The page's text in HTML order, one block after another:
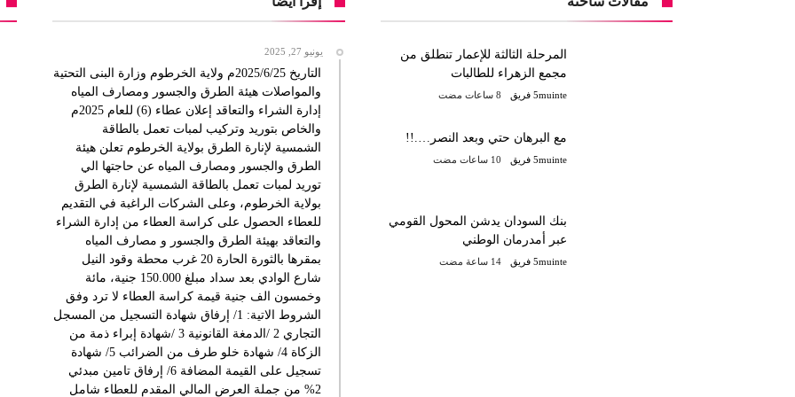
المرحلة الثالثة للإعمار تنطلق من
مجمع الزهراء للطالبات
5muinte فريق
مع البرهان حتي وبعد النصر….!!
5muinte فريق
بنك السودان يدشن المحول القومي
عبر أمدرمان الوطني
5muinte فريق
يونيو 27, 2025
التاريخ 2025/6/25م ولاية الخرطوم وزارة البنى التحتية
والمواصلات هيئة الطرق والجسور ومصارف المياه
إدارة الشراء والتعاقد إعلان عطاء (6) للعام 2025م
والخاص بتوريد وتركيب لمبات تعمل بالطاقة
الشمسية لإنارة الطرق بولاية الخرطوم تعلن هيئة
الطرق والجسور ومصارف المياه عن حاجتها الي
توريد لمبات تعمل بالطاقة الشمسية لإنارة الطرق
بولاية الخرطوم، وعلى الشركات الراغبة في التقديم
للعطاء الحصول على كراسة العطاء من إدارة الشراء
والتعاقد بهيئة الطرق والجسور و مصارف المياه
بمقرها بالثورة الحارة 20 غرب محطة وقود النيل
شارع الوادي بعد سداد مبلغ 150.000 جنية، مائة
وخمسون الف جنية قيمة كراسة العطاء لا ترد وفق
الشروط الاتية: 1/ إرفاق شهادة التسجيل من المسجل
التجاري 2 /الدمغة القانونية 3 /شهادة إبراء ذمة من
الزكاة 4/ شهادة خلو طرف من الضرائب 5/ شهادة
تسجيل على القيمة المضافة 6/ إرفاق تامين مبدئي
2% من جملة العرض المالي المقدم للعطاء شامل